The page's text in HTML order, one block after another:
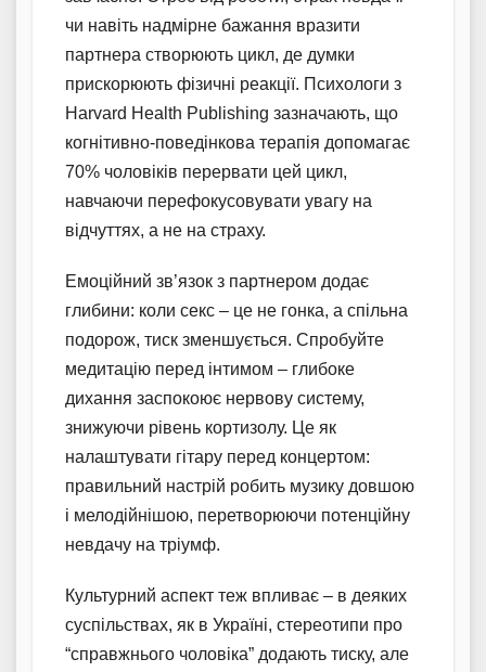
чи навіть надмірне бажання вразити
партнера створюють цикл, де думки
прискорюють фізичні реакції. Психологи з
Harvard Health Publishing зазначають, що
когнітивно-поведінкова терапія допомагає
70% чоловіків перервати цей цикл,
навчаючи перефокусовувати увагу на
відчуттях, а не на страху.
Емоційний зв’язок з партнером додає
глибини: коли секс – це не гонка, а спільна
подорож, тиск зменшується. Спробуйте
медитацію перед інтимом – глибоке
дихання заспокоює нервову систему,
знижуючи рівень кортизолу. Це як
налаштувати гітару перед концертом:
правильний настрій робить музику довшою
і мелодійнішою, перетворюючи потенційну
невдачу на тріумф.
Культурний аспект теж впливає – в деяких
суспільствах, як в Україні, стереотипи про
“справжнього чоловіка” додають тиску, але